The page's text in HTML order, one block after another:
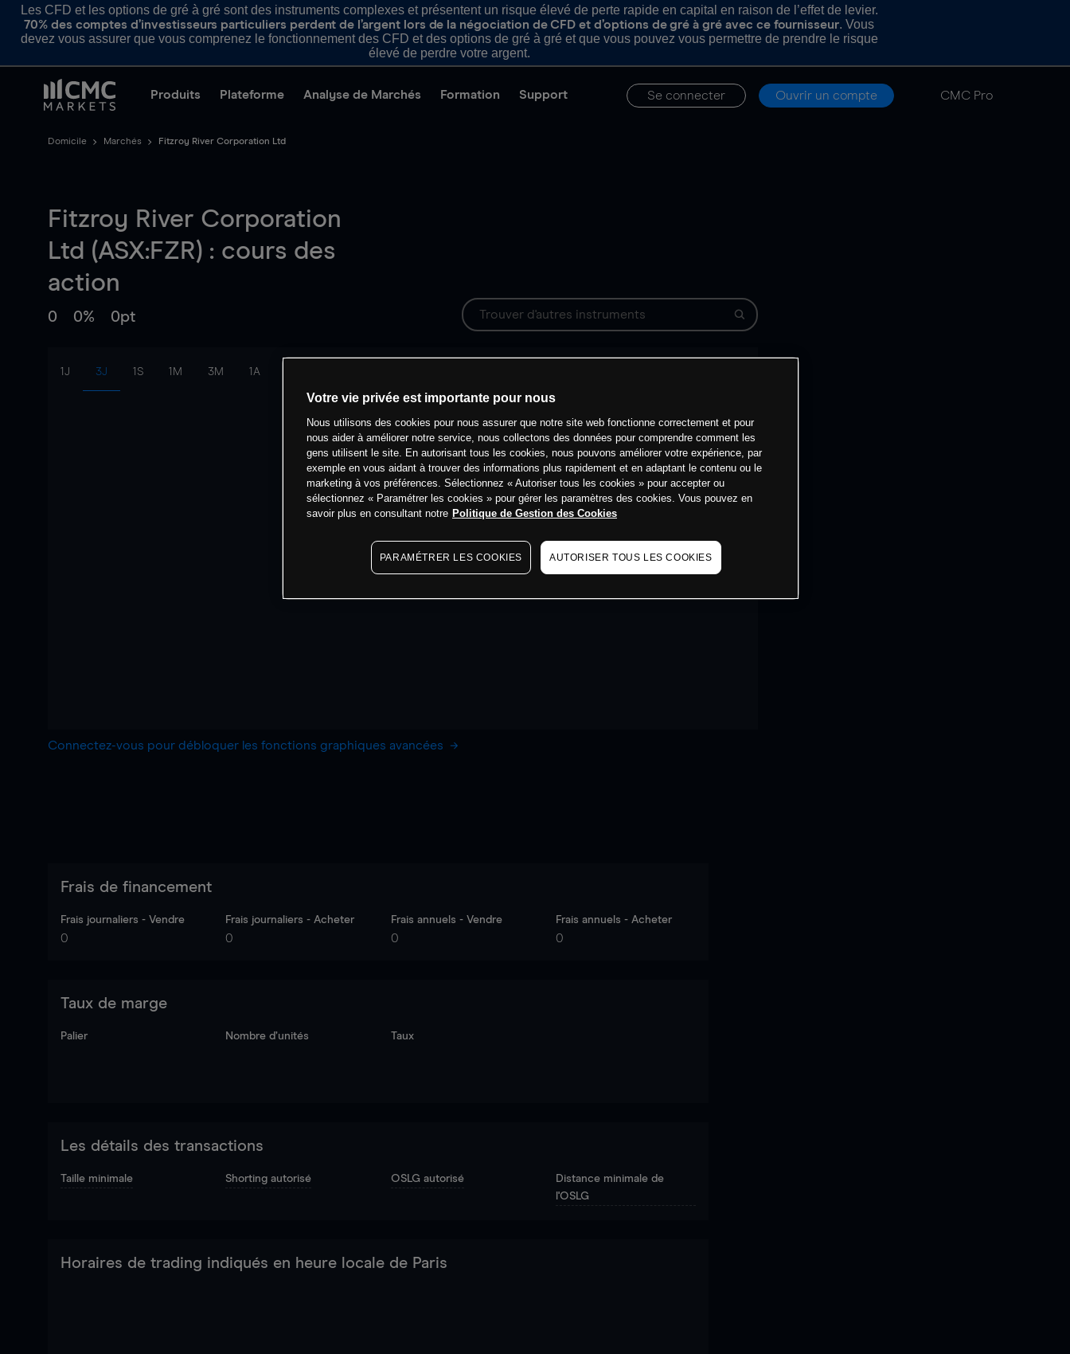
Les CFD et les options de gré à gré sont des instruments complexes et présentent un risque élevé de perte rapide en capital en raison de l’effet de levier.
70% des comptes d’investisseurs particuliers perdent de l’argent lors de la négociation de CFD et d’options de gré à gré avec ce fournisseur. Vous
devez vous assurer que vous comprenez le fonctionnement des CFD et des options de gré à gré et que vous pouvez vous permettre de prendre le risque
élevé de perdre votre argent.
Produits Plateforme Analyse de Marchés Formation Support Se connecter Ouvrir un compte CMC Pro
Domicile Marchés Fitzroy River Corporation Ltd
Fitzroy River Corporation
Ltd (ASX:FZR) : cours des
action
0 0% 0pt
1J 3J 1S 1M 3M 1A
Connectez-vous pour débloquer les fonctions graphiques avancées
Frais de financement
Frais journaliers - Vendre
0
Frais journaliers - Acheter
0
Frais annuels - Vendre
0
Frais annuels - Acheter
0
Taux de marge
Palier Nombre d’unités Taux
Les détails des transactions
Taille minimale Shorting autorisé OSLG autorisé
Distance minimale de
l'OSLG
Horaires de trading indiqués en heure locale de Paris
Votre vie privée est importante pour nous
Nous utilisons des cookies pour nous assurer que notre site web fonctionne correctement et pour
nous aider à améliorer notre service, nous collectons des données pour comprendre comment les
gens utilisent le site. En autorisant tous les cookies, nous pouvons améliorer votre expérience, par
exemple en vous aidant à trouver des informations plus rapidement et en adaptant le contenu ou le
marketing à vos préférences. Sélectionnez « Autoriser tous les cookies » pour accepter ou
sélectionnez « Paramétrer les cookies » pour gérer les paramètres des cookies. Vous pouvez en
savoir plus en consultant notre Politique de Gestion des Cookies
PARAMÉTRER LES COOKIES AUTORISER TOUS LES COOKIES